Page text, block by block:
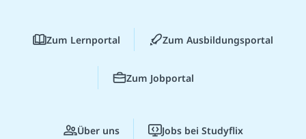
Zum Lernportal Zum Ausbildungsportal
Zum Jobportal
Über uns Jobs bei Studyflix